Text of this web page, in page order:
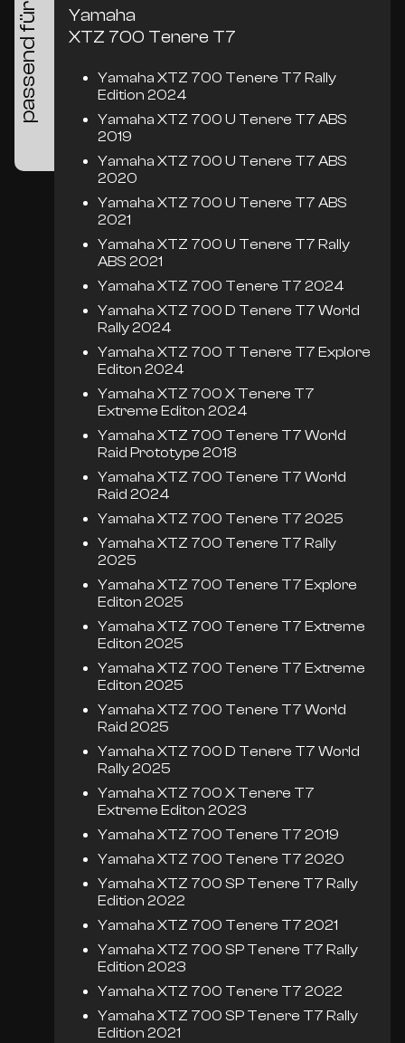
passend für
Yamaha
XTZ 700 Tenere T7
Yamaha XTZ 700 Tenere T7 Rally
Edition 2024
Yamaha XTZ 700 U Tenere T7 ABS
2019
Yamaha XTZ 700 U Tenere T7 ABS
2020
Yamaha XTZ 700 U Tenere T7 ABS
2021
Yamaha XTZ 700 U Tenere T7 Rally
ABS 2021
Yamaha XTZ 700 Tenere T7 2024
Yamaha XTZ 700 D Tenere T7 World
Rally 2024
Yamaha XTZ 700 T Tenere T7 Explore
Editon 2024
Yamaha XTZ 700 X Tenere T7
Extreme Editon 2024
Yamaha XTZ 700 Tenere T7 World
Raid Prototype 2018
Yamaha XTZ 700 Tenere T7 World
Raid 2024
Yamaha XTZ 700 Tenere T7 2025
Yamaha XTZ 700 Tenere T7 Rally
2025
Yamaha XTZ 700 Tenere T7 Explore
Editon 2025
Yamaha XTZ 700 Tenere T7 Extreme
Editon 2025
Yamaha XTZ 700 Tenere T7 Extreme
Editon 2025
Yamaha XTZ 700 Tenere T7 World
Raid 2025
Yamaha XTZ 700 D Tenere T7 World
Rally 2025
Yamaha XTZ 700 X Tenere T7
Extreme Editon 2023
Yamaha XTZ 700 Tenere T7 2019
Yamaha XTZ 700 Tenere T7 2020
Yamaha XTZ 700 SP Tenere T7 Rally
Edition 2022
Yamaha XTZ 700 Tenere T7 2021
Yamaha XTZ 700 SP Tenere T7 Rally
Edition 2023
Yamaha XTZ 700 Tenere T7 2022
Yamaha XTZ 700 SP Tenere T7 Rally
Edition 2021